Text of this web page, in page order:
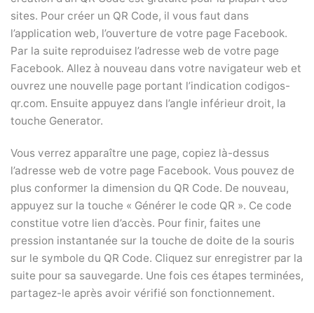
sites. Pour créer un QR Code, il vous faut dans
l’application web, l’ouverture de votre page Facebook.
Par la suite reproduisez l’adresse web de votre page
Facebook. Allez à nouveau dans votre navigateur web et
ouvrez une nouvelle page portant l’indication codigos-
qr.com. Ensuite appuyez dans l’angle inférieur droit, la
touche Generator.
Vous verrez apparaître une page, copiez là-dessus
l’adresse web de votre page Facebook. Vous pouvez de
plus conformer la dimension du QR Code. De nouveau,
appuyez sur la touche « Générer le code QR ». Ce code
constitue votre lien d’accès. Pour finir, faites une
pression instantanée sur la touche de doite de la souris
sur le symbole du QR Code. Cliquez sur enregistrer par la
suite pour sa sauvegarde. Une fois ces étapes terminées,
partagez-le après avoir vérifié son fonctionnement.